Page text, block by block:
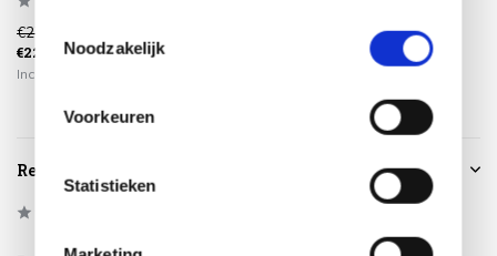
Noodzakelijk
Voorkeuren
Statistieken
€275,00
€229,00
Incl. btw
€399,00
€339,00
Reviews